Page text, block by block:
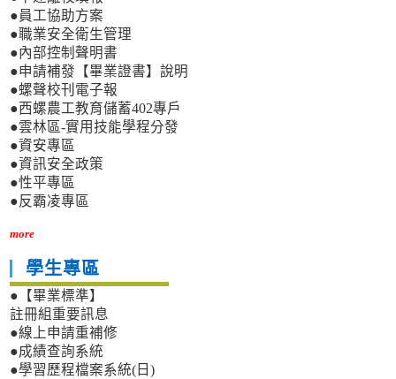
●員工協助方案
●職業安全衛生管理
●內部控制聲明書
●申請補發【畢業證書】說明
●螺聲校刊電子報
●西螺農工教育儲蓄402專戶
●雲林區-實用技能學程分發
●資安專區
●資訊安全政策
●性平專區
●反霸凌專區
more
學生專區
●【畢業標準】
註冊組重要訊息
●線上申請重補修
●成績查詢系統
●學習歷程檔案系統(日)